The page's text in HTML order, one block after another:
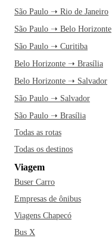
São Paulo ➝ Rio de Janeiro
São Paulo ➝ Belo Horizonte
São Paulo ➝ Curitiba
Belo Horizonte ➝ Brasília
Belo Horizonte ➝ Salvador
São Paulo ➝ Salvador
São Paulo ➝ Brasília
Todas as rotas
Todas os destinos
Viagem
Buser Carro
Empresas de ônibus
Viagens Chapecó
Bus X